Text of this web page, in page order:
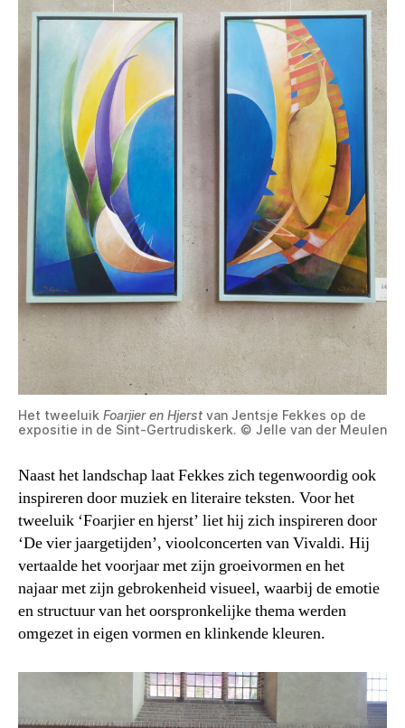
Het tweeluik Foarjier en Hjerst van Jentsje Fekkes op de
expositie in de Sint-Gertrudiskerk. © Jelle van der Meulen
Naast het landschap laat Fekkes zich tegenwoordig ook
inspireren door muziek en literaire teksten. Voor het
tweeluik ‘Foarjier en hjerst’ liet hij zich inspireren door
‘De vier jaargetijden’, vioolconcerten van Vivaldi. Hij
vertaalde het voorjaar met zijn groeivormen en het
najaar met zijn gebrokenheid visueel, waarbij de emotie
en structuur van het oorspronkelijke thema werden
omgezet in eigen vormen en klinkende kleuren.